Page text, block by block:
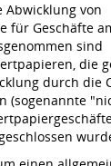
Abwicklung von
für Geschäfte
sind
die
durch die
(sogenannte